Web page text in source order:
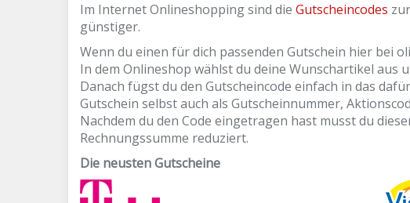
Im Internet Onlineshopping sind die Gutscheincodes
günstiger.
Wenn du einen für dich passenden Gutschein hier bei
In dem Onlineshop wählst du deine Wunschartikel aus
Danach fügst du den Gutscheincode einfach in das
Gutschein selbst auch als Gutscheinnummer,
Nachdem du den Code eingetragen hast musst du
Rechnungssumme reduziert.
Die neusten Gutscheine